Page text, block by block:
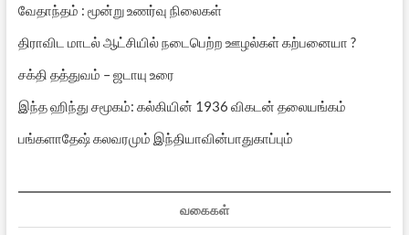
வேதாந்தம் : மூன்று உணர்வு நிலைகள்
திராவிட மாடல் ஆட்சியில் நடைபெற்ற ஊழல்கள் கற்பனையா ?
சக்தி தத்துவம் – ஜடாயு உரை
இந்த ஹிந்து சமூகம்: கல்கியின் 1936 விகடன் தலையங்கம்
பங்களாதேஷ் கலவரமும் இந்தியாவின்பாதுகாப்பும்
வகைகள்